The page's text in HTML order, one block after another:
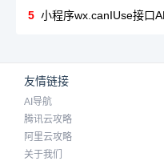
5 小程序wx.canIUse接口
友情链接
AI导航
腾讯云攻略
阿里云攻略
关于我们